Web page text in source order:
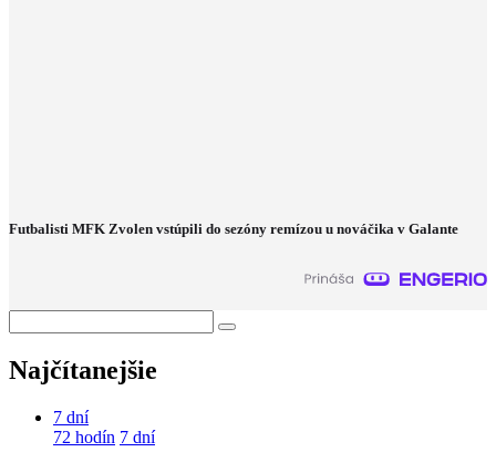
Futbalisti MFK Zvolen vstúpili do sezóny remízou u nováčika v Galante
Najčítanejšie
7 dní
72 hodín 7 dní